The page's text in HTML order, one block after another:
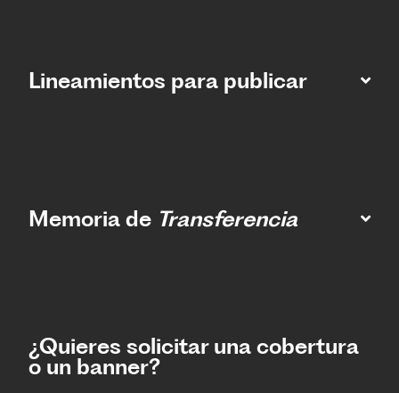
Lineamientos para publicar
Memoria de Transferencia
¿Quieres solicitar una cobertura
o un banner?